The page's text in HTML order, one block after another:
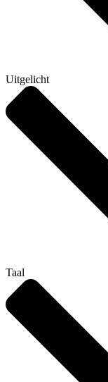
Uitgelicht
Taal